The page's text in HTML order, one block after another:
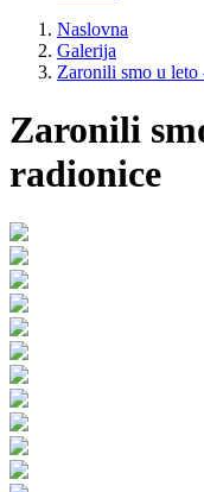
Naslovna
Galerija
Zaronili smo u leto
Zaronili
radionice